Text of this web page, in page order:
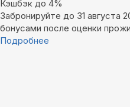
Кэшбэк до 4%
Забронируйте до 31 августа
бонусами после оценки
Подробнее